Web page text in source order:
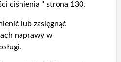
ciśnienia " strona 130.
lub zasięgnąć
naprawy w